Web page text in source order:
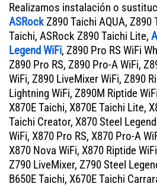
Realizamos instalación o
ASRockZ890 Taichi AQUA, Z890
Taichi, ASRock Z890 Taichi Lite,
Legend WiFi, Z890 Pro RS WiFi
Z890 Pro RS, Z890 Pro-A WiFi,
WiFi, Z890 LiveMixer WiFi, Z890
Lightning WiFi, Z890M Riptide
X870E Taichi, X870E Taichi Lite,
Taichi Creator, X870 Steel
WiFi, X870 Pro RS, X870 Pro-A
X870 Nova WiFi, X870 Riptide
Z790 LiveMixer, Z790 Steel
B650E Taichi, X670E Taichi